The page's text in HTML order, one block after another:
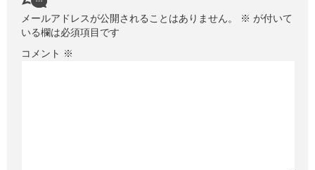
メールアドレスが公開されることはありません。 ※ が付いて
いる欄は必須項目です
コメント ※